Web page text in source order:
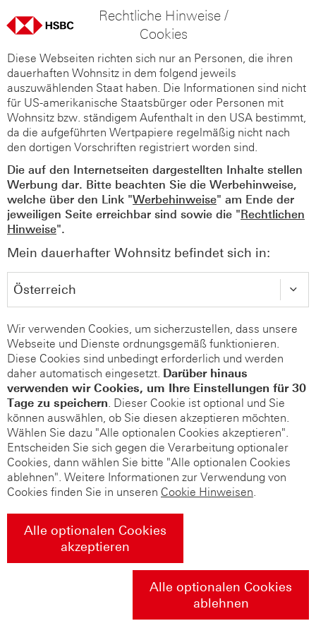
Rechtliche Hinweise /
Cookies
Diese Webseiten richten sich nur an Personen, die ihren
dauerhaften Wohnsitz in dem folgend jeweils
auszuwählenden Staat haben. Die Informationen sind nicht
für US-amerikanische Staatsbürger oder Personen mit
Wohnsitz bzw. ständigem Aufenthalt in den USA bestimmt,
da die aufgeführten Wertpapiere regelmäßig nicht nach
den dortigen Vorschriften registriert worden sind.
Die auf den Internetseiten dargestellten Inhalte stellen
Werbung dar. Bitte beachten Sie die Werbehinweise,
welche über den Link "Werbehinweise" am Ende der
jeweiligen Seite erreichbar sind sowie die "Rechtlichen
Hinweise".
Mein dauerhafter Wohnsitz befindet sich in:
Wir verwenden Cookies, um sicherzustellen, dass unsere
Webseite und Dienste ordnungsgemäß funktionieren.
Diese Cookies sind unbedingt erforderlich und werden
daher automatisch eingesetzt. Darüber hinaus
verwenden wir Cookies, um Ihre Einstellungen für 30
Tage zu speichern. Dieser Cookie ist optional und Sie
können auswählen, ob Sie diesen akzeptieren möchten.
Wählen Sie dazu "Alle optionalen Cookies akzeptieren".
Entscheiden Sie sich gegen die Verarbeitung optionaler
Cookies, dann wählen Sie bitte "Alle optionalen Cookies
ablehnen". Weitere Informationen zur Verwendung von
Cookies finden Sie in unseren Cookie Hinweisen.
Alle optionalen Cookies
akzeptieren
Alle optionalen Cookies
ablehnen